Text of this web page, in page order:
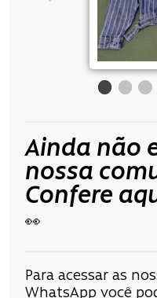
Ainda não
nossa
Confere
👀
Para acessar as
WhatsApp você